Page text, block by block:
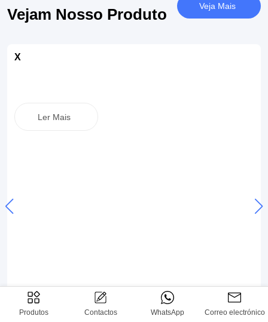
Vejam Nosso Produto Veja Mais
X
Ler Mais
Produtos Contactos WhatsApp Correo electrónico